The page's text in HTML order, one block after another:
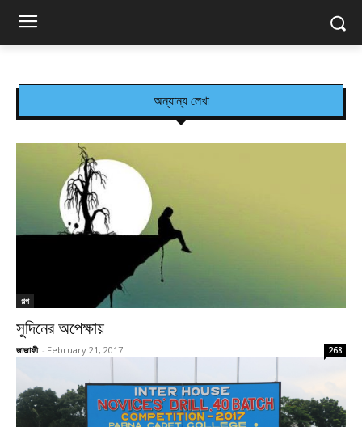
অন্যান্য লেখা
গল্প
সুদিনের অপেক্ষায়
জাজাফী - February 21, 2017 268